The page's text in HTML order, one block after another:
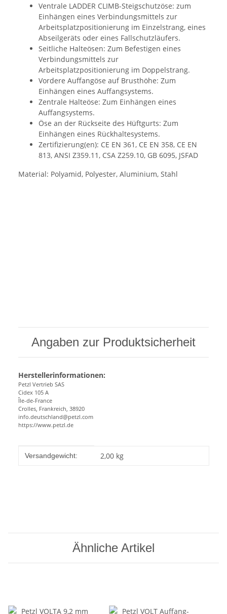
Ventrale LADDER CLIMB-Steigschutzöse: zum
Einhängen eines Verbindungsmittels zur
Arbeitsplatzpositionierung im Einzelstrang, eines
Abseilgeräts oder eines Fallschutzläufers.
Seitliche Halteösen: Zum Befestigen eines
Verbindungsmittels zur
Arbeitsplatzpositionierung im Doppelstrang.
Vordere Auffangöse auf Brusthöhe: Zum
Einhängen eines Auffangsystems.
Zentrale Halteöse: Zum Einhängen eines
Auffangsystems.
Öse an der Rückseite des Hüftgurts: Zum
Einhängen eines Rückhaltesystems.
Zertifizierung(en): CE EN 361, CE EN 358, CE EN
813, ANSI Z359.11, CSA Z259.10, GB 6095, JSFAD
Material: Polyamid, Polyester, Aluminium, Stahl
Angaben zur Produktsicherheit
Herstellerinformationen:
Petzl Vertrieb SAS
Cidex 105 A
Île-de-France
Crolles, Frankreich, 38920
info.deutschland@petzl.com
https://www.petzl.de
Produkteigenschaft
Wert
Versandgewicht: 2,00 kg
Ähnliche Artikel